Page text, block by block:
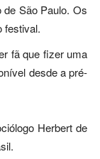
São Paulo. Os
festival.
fã que fizer uma
desde a pré-
Herbert de